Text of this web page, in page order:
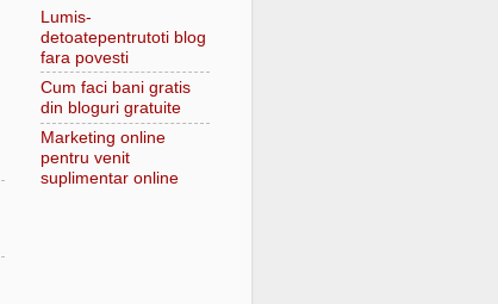
Lumis-
detoatepentrutoti blog
fara povesti
Cum faci bani gratis
din bloguri gratuite
Marketing online
pentru venit
suplimentar online